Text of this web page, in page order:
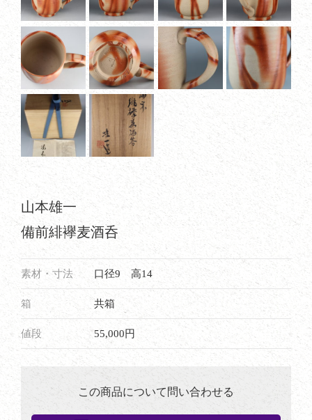
山本雄一
備前緋襷麦酒呑
素材・寸法 口径9 高14
箱 共箱
値段 55,000円
この商品について問い合わせる